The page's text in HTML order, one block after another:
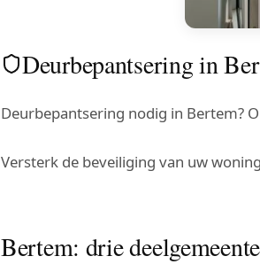
Deurbepantsering in
Deurbepantsering nodig in Bertem?
Versterk de beveiliging van uw
Bertem: drie